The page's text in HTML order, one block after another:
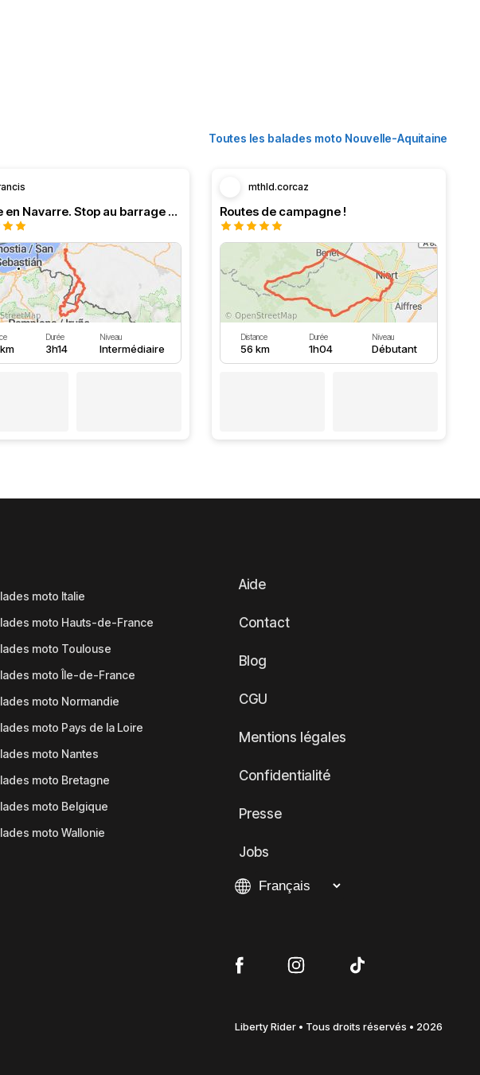
Toutes les balades moto Nouvelle-Aquitaine
Boucle en Navarre. Stop au barrage d’Eugi.
Durée
3h14
Niveau
Intermédiaire
mthld.corcaz
Routes de campagne !
Distance
56 km
Durée
1h04
Niveau
Débutant
moto Italie
moto Hauts-de-France
moto Toulouse
moto Île-de-France
moto Normandie
moto Pays de la Loire
moto Nantes
moto Bretagne
moto Belgique
moto Wallonie
Aide
Contact
Blog
CGU
Mentions légales
Confidentialité
Presse
Jobs
Liberty Rider • Tous droits réservés • 2026